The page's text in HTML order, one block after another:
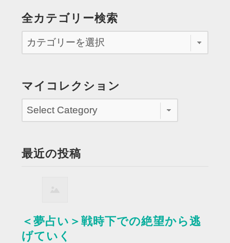
全カテゴリー検索
マイコレクション
最近の投稿
＜夢占い＞戦時下での絶望から逃
げていく